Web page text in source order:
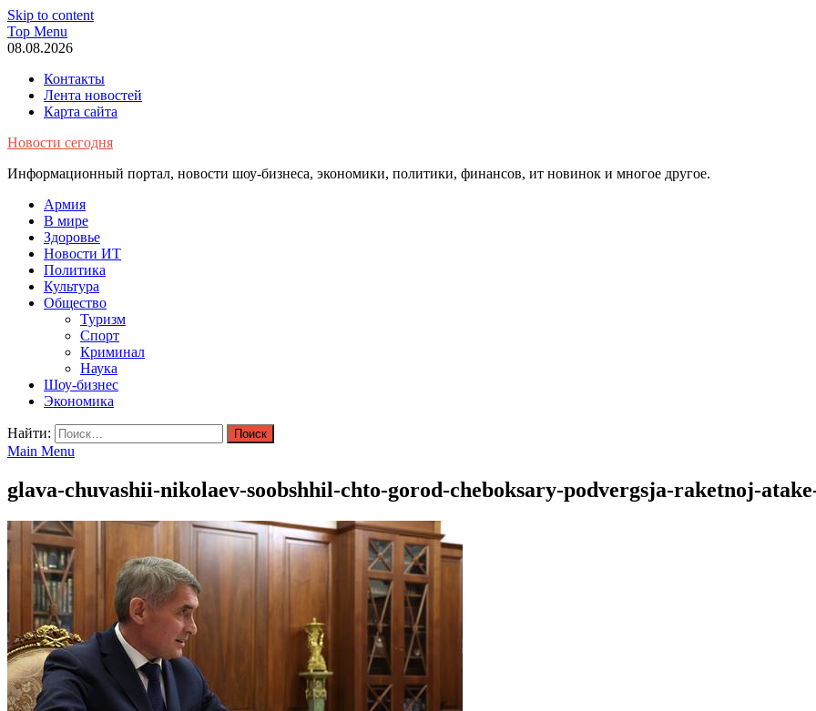
Skip to content
Top Menu
08.08.2026
Контакты
Лента новостей
Карта сайта
Новости сегодня
Информационный портал, новости шоу-бизнеса, экономики, политики, финансов, ит новинок и многое другое.
Армия
В мире
Здоровье
Новости ИТ
Политика
Культура
Общество
Туризм
Спорт
Криминал
Наука
Шоу-бизнес
Экономика
Найти:
Main Menu
glava-chuvashii-nikolaev-soobshhil-chto-gorod-cheboksary-podvergsja-raketnoj-